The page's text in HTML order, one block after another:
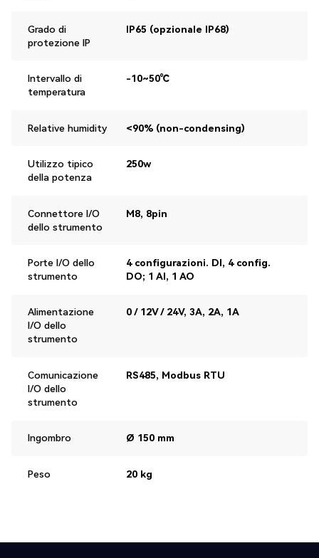
Grado di
protezione IP
IP65 (opzionale IP68)
Intervallo di
temperatura
-10~50℃
Relative humidity <90% (non-condensing)
Utilizzo tipico
della potenza
250w
Connettore I/O
dello strumento
M8, 8pin
Porte I/O dello
strumento
4 configurazioni. DI, 4 config.
DO; 1 AI, 1 AO
Alimentazione
I/O dello
strumento
0 / 12V / 24V, 3A, 2A, 1A
Comunicazione
I/O dello
strumento
RS485, Modbus RTU
Ingombro Ø 150 mm
Peso 20 kg